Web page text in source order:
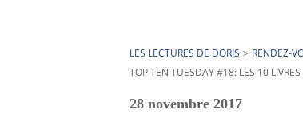
LES LECTURES DE DORIS > RENDEZ-
TOP TEN TUESDAY #18: LES 10
28 novembre 2017